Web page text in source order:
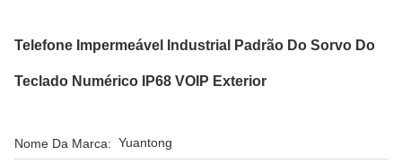
Telefone Impermeável Industrial Padrão Do Sorvo Do
Teclado Numérico IP68 VOIP Exterior
Nome Da Marca: Yuantong